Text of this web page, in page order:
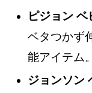
ピジョン
ベタつかず
能アイテム。
ジョンソン